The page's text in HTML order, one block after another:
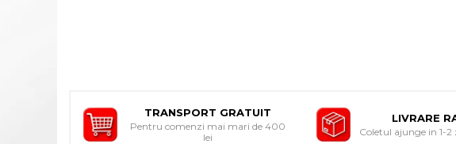
INGRIJIRE LA DOMICILIU
COMPRESE STERILE
TRANSPORT GRATUIT
Pentru comenzi mai mari de 400
lei
LIVRARE
Coletul ajunge in 1-